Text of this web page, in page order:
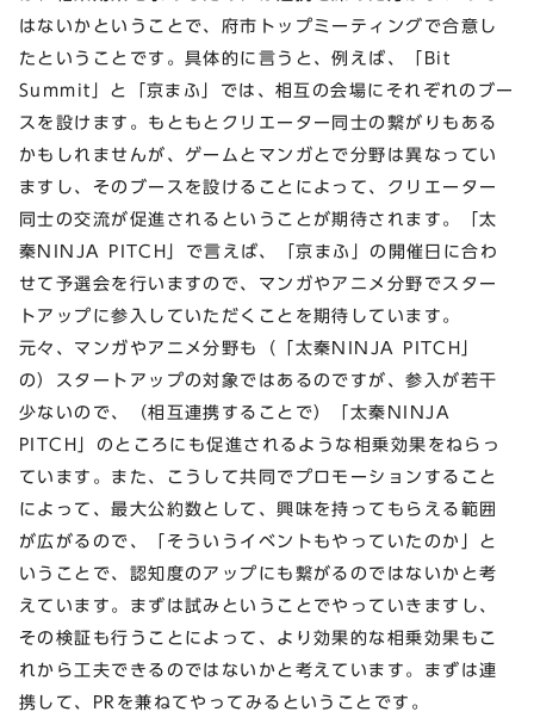
はないかということで、府市トップミーティングで合意し
たということです。具体的に言うと、例えば、「Bit
Summit」と「京まふ」では、相互の会場にそれぞれのブー
スを設けます。もともとクリエーター同士の繋がりもある
かもしれませんが、ゲームとマンガとで分野は異なってい
ますし、そのブースを設けることによって、クリエーター
同士の交流が促進されるということが期待されます。「太
秦NINJA PITCH」で言えば、「京まふ」の開催日に合わ
せて予選会を行いますので、マンガやアニメ分野でスター
トアップに参入していただくことを期待しています。
元々、マンガやアニメ分野も（「太秦NINJA PITCH」
の）スタートアップの対象ではあるのですが、参入が若干
少ないので、（相互連携することで）「太秦NINJA
PITCH」のところにも促進されるような相乗効果をねらっ
ています。また、こうして共同でプロモーションすること
によって、最大公約数として、興味を持ってもらえる範囲
が広がるので、「そういうイベントもやっていたのか」と
いうことで、認知度のアップにも繋がるのではないかと考
えています。まずは試みということでやっていきますし、
その検証も行うことによって、より効果的な相乗効果もこ
れから工夫できるのではないかと考えています。まずは連
携して、PRを兼ねてやってみるということです。